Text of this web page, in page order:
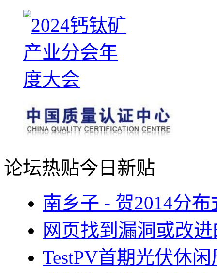
论坛热贴今日新贴
南乡子 - 贺2014分
网页找到漏洞或改
TestPV首期光伏休